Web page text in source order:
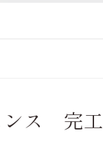
ンス 完工